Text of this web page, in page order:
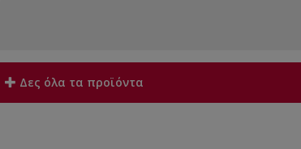
Δες όλα τα προϊόντα